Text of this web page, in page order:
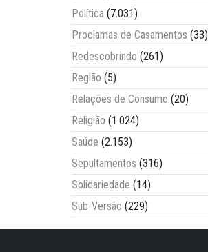
Política (7.031)
Proclamas de Casamentos (33)
Redescobrindo (261)
Região (5)
Relações de Consumo (20)
Religião (1.024)
Saúde (2.153)
Sepultamentos (316)
Solidariedade (14)
Sub-Versão (229)